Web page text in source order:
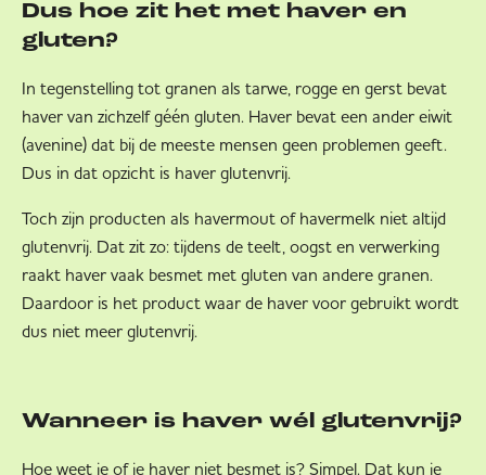
Dus hoe zit het met haver en
gluten?
In tegenstelling tot granen als tarwe, rogge en gerst bevat
haver van zichzelf géén gluten. Haver bevat een ander eiwit
(avenine) dat bij de meeste mensen geen problemen geeft.
Dus in dat opzicht is haver glutenvrij.
Toch zijn producten als havermout of havermelk niet altijd
glutenvrij. Dat zit zo: tijdens de teelt, oogst en verwerking
raakt haver vaak besmet met gluten van andere granen.
Daardoor is het product waar de haver voor gebruikt wordt
dus niet meer glutenvrij.
Wanneer is haver wél glutenvrij?
Hoe weet je of je haver niet besmet is? Simpel. Dat kun je